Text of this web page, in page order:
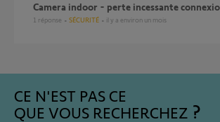
Camera indoor - perte incessante
1 réponse SÉCURITÉ il y a environ un mois
CE N'EST PAS CE
QUE VOUS RECHERCHEZ